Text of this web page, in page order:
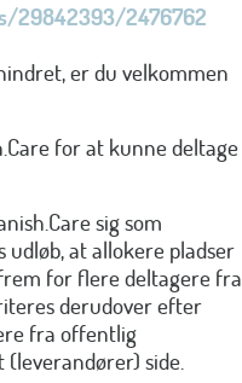
29842393/2476762
er du velkommen
for at kunne deltage
sig som
at allokere pladser
for flere deltagere fra
derudover efter
fra offentlig
side.